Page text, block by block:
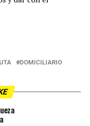
DOMICILIARIO